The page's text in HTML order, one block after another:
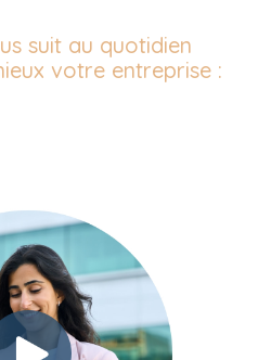
suit au quotidien
votre entreprise :